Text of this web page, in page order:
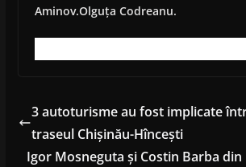
Aminov.Olguța Codreanu.
3 autoturisme au fost implicate
traseul Chișinău-Hîncești
Igor Mosneguta și Costin Barba